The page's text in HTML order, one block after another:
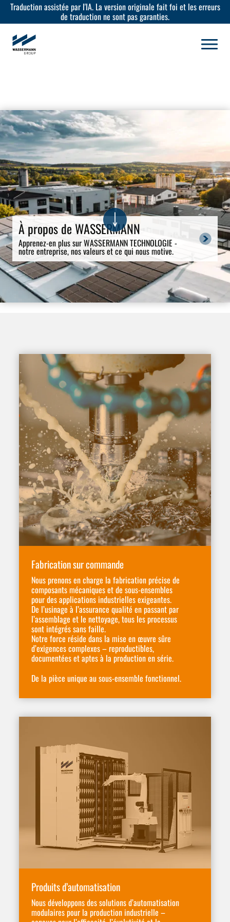
Traduction assistée par l'IA. La version originale fait foi et les erreurs
de traduction ne sont pas garanties.
Carrière
Chez WASSERMANN, des personnes dotées de
compétences, de responsabilités et de perspectives
façonnent l'avenir de notre entreprise.
Fabrication sur commande
Nous prenons en charge la fabrication précise de
composants mécaniques et de sous-ensembles
pour des applications industrielles exigeantes.
De l’usinage à l’assurance qualité en passant par
l’assemblage et le nettoyage, tous les processus
sont intégrés sans faille.
Notre force réside dans la mise en œuvresûre
d’exigences complexes – reproductibles,
documentées et aptes à la production en série.
De la pièce unique au sous-ensemble fonctionnel.
Produits d’automatisation
Nous développons des solutions d’automatisation
modulaires pour la production industrielle –